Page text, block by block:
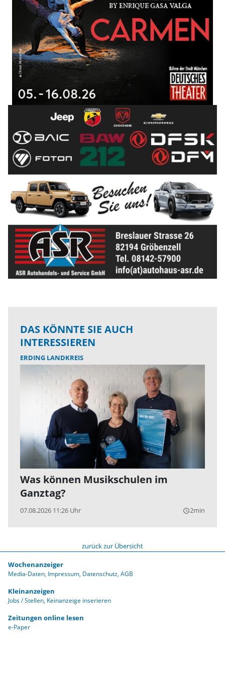
DAS KÖNNTE SIE AUCH
INTERESSIEREN
ERDING LANDKREIS
Was können Musikschulen im
Ganztag?
07.08.2026 11:26 Uhr query_builder2min
zurück zur Übersicht
Wochenanzeiger
Media-Daten Impressum Datenschutz AGB
Kleinanzeigen
Jobs / Stellen Keinanzeige inserieren
Zeitungen online lesen
e-Paper